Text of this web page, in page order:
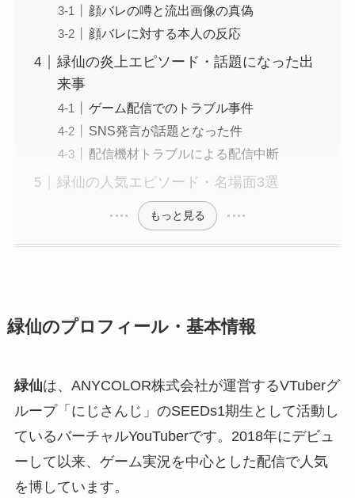
顔バレの噂と流出画像の真偽
顔バレに対する本人の反応
緑仙の炎上エピソード・話題になった出
来事
ゲーム配信でのトラブル事件
SNS発言が話題となった件
配信機材トラブルによる配信中断
緑仙の人気エピソード・名場面3選
もっと見る
緑仙のプロフィール・基本情報
緑仙は、ANYCOLOR株式会社が運営するVTuberグ
ループ「にじさんじ」のSEEDs1期生として活動し
ているバーチャルYouTuberです。2018年にデビュ
ーして以来、ゲーム実況を中心とした配信で人気
を博しています。